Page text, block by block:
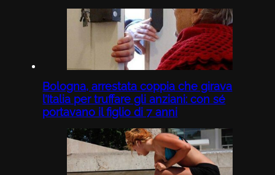
Bologna, arrestata coppia che girava
l’Italia per truffare gli anziani: con sé
portavano il figlio di 7 anni